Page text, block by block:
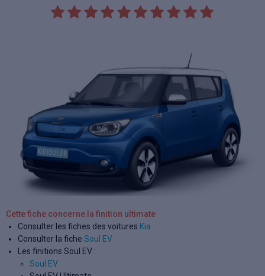
Cette fiche concerne la finition ultimate
Consulter les fiches des voitures Kia
Consulter la fiche Soul EV
Les finitions Soul EV :
Soul EV